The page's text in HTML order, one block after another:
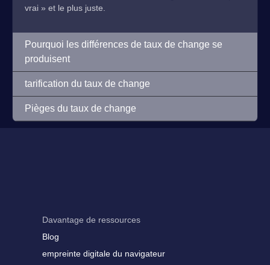
vrai » et le plus juste.
Pourquoi les différences de taux de change se
produisent
tarification du taux de change
Pièges du taux de change
Davantage de ressources
Blog
empreinte digitale du navigateur